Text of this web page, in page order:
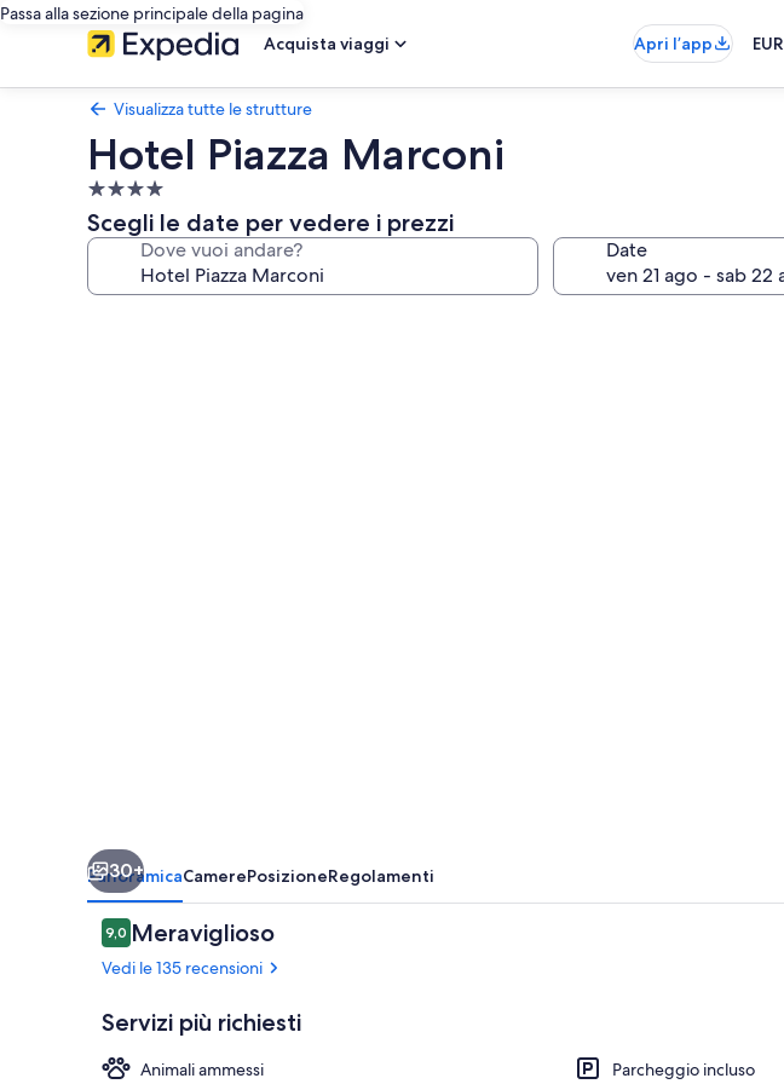
Passa alla sezione principale della pagina
Acquista viaggi
Apri l’app EUR
Visualizza tutte le strutture
Hotel Piazza Marconi
Struttura
a
4.0
Scegli le date per vedere i prezzi
Dove vuoi andare? Date
30+
PanoramicaCamerePosizioneRegolamenti
Recensioni
9,09,0 su 10
Meraviglioso
Vedi le 135 recensioni
Servizi più richiesti
Animali ammessi
Parcheggio incluso